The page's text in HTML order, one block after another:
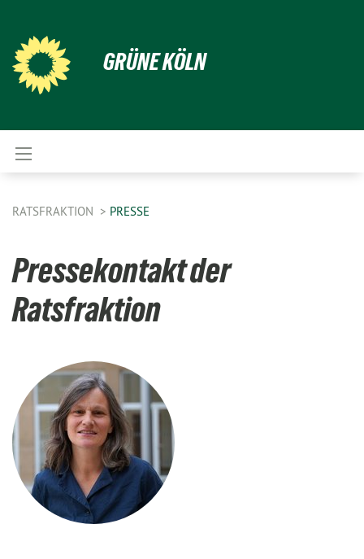
GRÜNE KÖLN
RATSFRAKTION PRESSE
Pressekontakt der
Ratsfraktion